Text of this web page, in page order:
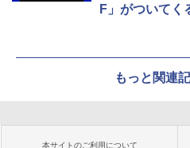
F」がついてく
もっと関連
本サイトのご利用について